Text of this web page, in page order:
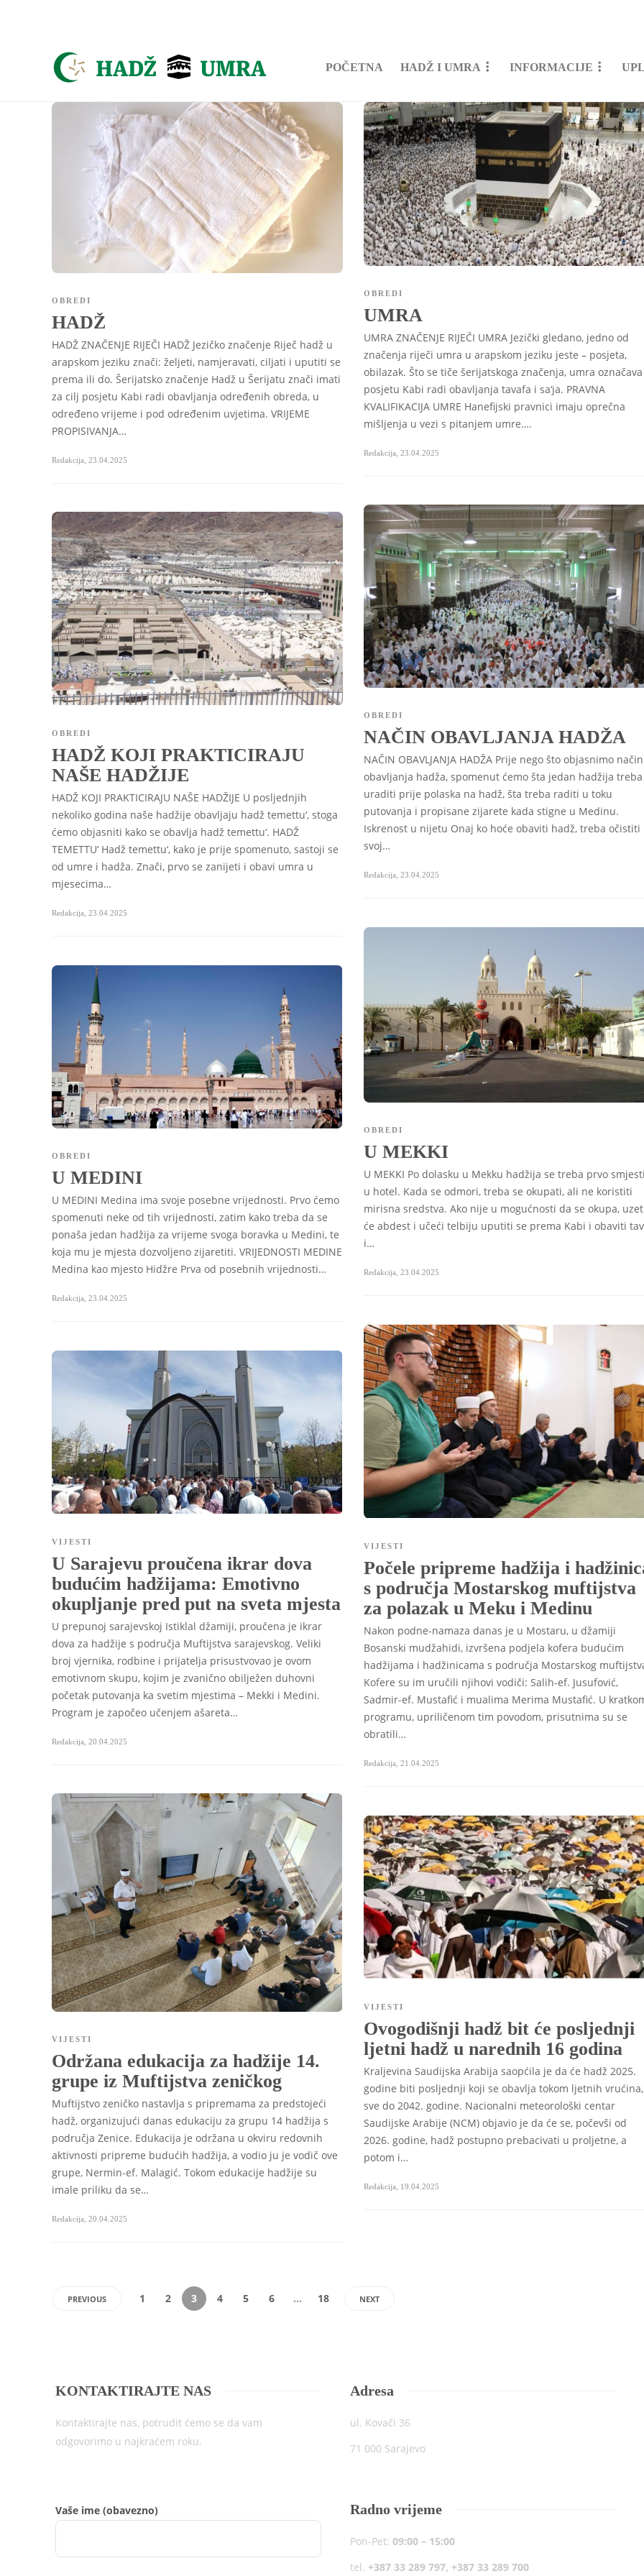
POČETNA HADŽ I UMRA INFORMACIJE
OBREDI
HADŽ
HADŽ ZNAČENJE RIJEČI HADŽ Jezičko značenje Riječ hadž u
arapskom jeziku znači: željeti, namjeravati, ciljati i uputiti se
prema ili do. Šerijatsko značenje Hadž u Šerijatu znači imati
za cilj posjetu Kabi radi obavljanja određenih obreda, u
određeno vrijeme i pod određenim uvjetima. VRIJEME
PROPISIVANJA…
Redakcija 23.04.2025
OBREDI
UMRA
UMRA ZNAČENJE RIJEČI UMRA Jezički gledano, jedno od
značenja riječi umra u arapskom jeziku jeste – posjeta,
obilazak. Što se tiče šerijatskoga značenja, umra označava
posjetu Kabi radi obavljanja tavafa i sa‘ja. PRAVNA
KVALIFIKACIJA UMRE Hanefijski pravnici imaju oprečna
mišljenja u vezi s pitanjem umre….
Redakcija 23.04.2025
OBREDI
NAČIN OBAVLJANJA HADŽA
NAČIN OBAVLJANJA HADŽA Prije nego što objasnimo način
obavljanja hadža, spomenut ćemo šta jedan hadžija treba
uraditi prije polaska na hadž, šta treba raditi u toku
putovanja i propisane zijarete kada stigne u Medinu.
Iskrenost u nijetu Onaj ko hoće obaviti hadž, treba očistiti
svoj…
Redakcija 23.04.2025
OBREDI
HADŽ KOJI PRAKTICIRAJU
NAŠE HADŽIJE
HADŽ KOJI PRAKTICIRAJU NAŠE HADŽIJE U posljednjih
nekoliko godina naše hadžije obavljaju hadž temettu‘, stoga
ćemo objasniti kako se obavlja hadž temettu‘. HADŽ
TEMETTU‘ Hadž temettu‘, kako je prije spomenuto, sastoji se
od umre i hadža. Znači, prvo se zanijeti i obavi umra u
mjesecima…
Redakcija 23.04.2025
OBREDI
U MEKKI
U MEKKI Po dolasku u Mekku hadžija se treba prvo
u hotel. Kada se odmori, treba se okupati, ali ne koristiti
mirisna sredstva. Ako nije u mogućnosti da se okupa, uzet
će abdest i učeći telbiju uputiti se prema Kabi i obaviti
i…
Redakcija 23.04.2025
OBREDI
U MEDINI
U MEDINI Medina ima svoje posebne vrijednosti. Prvo ćemo
spomenuti neke od tih vrijednosti, zatim kako treba da se
ponaša jedan hadžija za vrijeme svoga boravka u Medini, te
koja mu je mjesta dozvoljeno zijaretiti. VRIJEDNOSTI MEDINE
Medina kao mjesto Hidžre Prva od posebnih vrijednosti…
Redakcija 23.04.2025
VIJESTI
Počele pripreme hadžija i
s područja Mostarskog muftijstva
za polazak u Meku i Medinu
Nakon podne-namaza danas je u Mostaru, u džamiji
Bosanski mudžahidi, izvršena podjela kofera budućim
hadžijama i hadžinicama s područja Mostarskog
Kofere su im uručili njihovi vodiči: Salih-ef. Jusufović,
Sadmir-ef. Mustafić i mualima Merima Mustafić. U
programu, upriličenom tim povodom, prisutnima su se
obratili…
Redakcija 21.04.2025
VIJESTI
U Sarajevu proučena ikrar dova
budućim hadžijama: Emotivno
okupljanje pred put na sveta mjesta
U prepunoj sarajevskoj Istiklal džamiji, proučena je ikrar
dova za hadžije s područja Muftijstva sarajevskog. Veliki
broj vjernika, rodbine i prijatelja prisustvovao je ovom
emotivnom skupu, kojim je zvanično obilježen duhovni
početak putovanja ka svetim mjestima – Mekki i Medini.
Program je započeo učenjem ašareta…
Redakcija 20.04.2025
VIJESTI
Održana edukacija za hadžije 14.
grupe iz Muftijstva zeničkog
Muftijstvo zeničko nastavlja s pripremama za predstojeći
hadž, organizujući danas edukaciju za grupu 14 hadžija s
područja Zenice. Edukacija je održana u okviru redovnih
aktivnosti pripreme budućih hadžija, a vodio ju je vodič ove
grupe, Nermin-ef. Malagić. Tokom edukacije hadžije su
imale priliku da se…
Redakcija 20.04.2025
VIJESTI
Ovogodišnji hadž bit će posljednji
ljetni hadž u narednih 16 godina
Kraljevina Saudijska Arabija saopćila je da će hadž 2025.
godine biti posljednji koji se obavlja tokom ljetnih vrućina,
sve do 2042. godine. Nacionalni meteorološki centar
Saudijske Arabije (NCM) objavio je da će se, počevši od
2026. godine, hadž postupno prebacivati u proljetne, a
potom i…
Redakcija 19.04.2025
PREVIOUS 1 2 3 4 5 6 … 18 NEXT
KONTAKTIRAJTE NAS
Kontaktirajte nas, potrudit ćemo se da vam
odgovorimo u najkraćem roku.
Vaše ime (obavezno)
Adresa
ul. Kovači 36
71 000 Sarajevo
Radno vrijeme
Pon-Pet: 09:00 – 15:00
tel. +387 33 289 797, +387 33 289 700